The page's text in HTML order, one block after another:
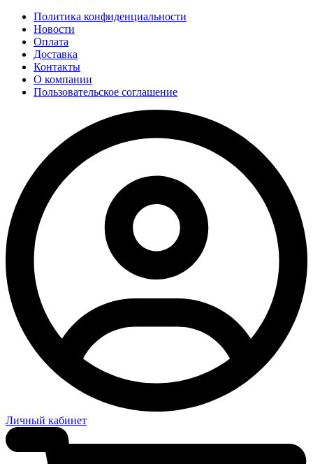
Политика конфиденциальности
Новости
Оплата
Доставка
Контакты
О компании
Пользовательское соглашение
Личный кабинет